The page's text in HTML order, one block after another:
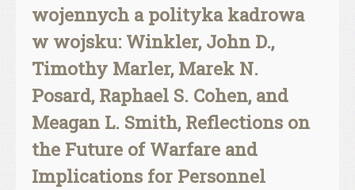
wojennych a polityka kadrowa
w wojsku: Winkler, John D.,
Timothy Marler, Marek N.
Posard, Raphael S. Cohen, and
Meagan L. Smith, Reflections on
the Future of Warfare and
Implications for Personnel